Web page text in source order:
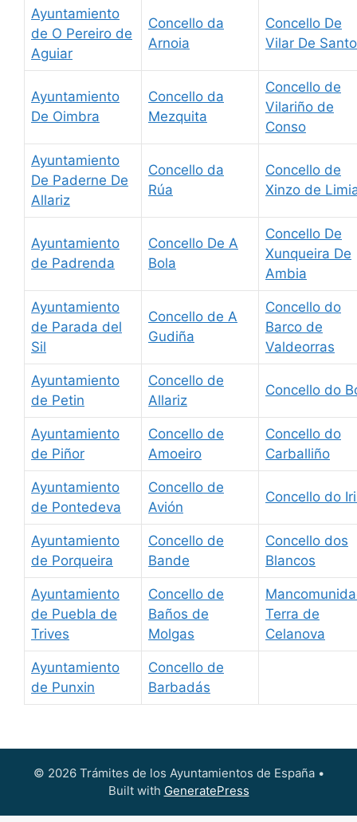
Ayuntamiento
de O Pereiro de
Aguiar
Concello da
Arnoia
Concello De
Vilar De
Ayuntamiento
De Oimbra
Concello da
Mezquita
Concello de
Vilariño de
Conso
Ayuntamiento
De Paderne De
Allariz
Concello da
Rúa
Concello de
Xinzo de
Ayuntamiento
de Padrenda
Concello De A
Bola
Concello De
Xunqueira De
Ambia
Ayuntamiento
de Parada del
Sil
Concello de A
Gudiña
Concello do
Barco de
Valdeorras
Ayuntamiento
de Petin
Concello de
Allariz
Concello do
Ayuntamiento
de Piñor
Concello de
Amoeiro
Concello do
Carballiño
Ayuntamiento
de Pontedeva
Concello de
Avión
Concello do
Ayuntamiento
de Porqueira
Concello de
Bande
Concello dos
Blancos
Ayuntamiento
de Puebla de
Trives
Concello de
Baños de
Molgas
Terra de
Celanova
Ayuntamiento
de Punxin
Concello de
Barbadás
© 2026 Trámites de los Ayuntamientos de España•
Built with GeneratePress